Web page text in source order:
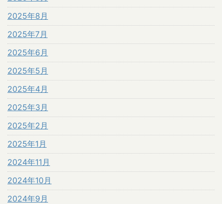
2025年8月
2025年7月
2025年6月
2025年5月
2025年4月
2025年3月
2025年2月
2025年1月
2024年11月
2024年10月
2024年9月